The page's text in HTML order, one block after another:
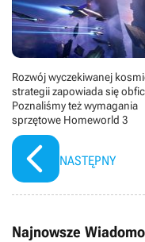
(Paul Atreides),
(Vladimir Harkonnen).
Rozwój wyczekiwanej
strategii zapowiada się
Poznaliśmy też wymagania
sprzętowe Homeworld 3
NASTĘPNY
Najnowsze